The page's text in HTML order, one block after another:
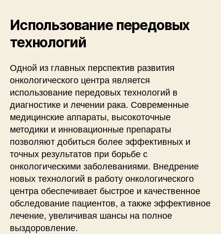
Использование передовых
технологий
Одной из главных перспектив развития
онкологического центра является
использование передовых технологий в
диагностике и лечении рака. Современные
медицинские аппараты, высокоточные
методики и инновационные препараты
позволяют добиться более эффективных и
точных результатов при борьбе с
онкологическими заболеваниями. Внедрение
новых технологий в работу онкологического
центра обеспечивает быстрое и качественное
обследование пациентов, а также эффективное
лечение, увеличивая шансы на полное
выздоровление.